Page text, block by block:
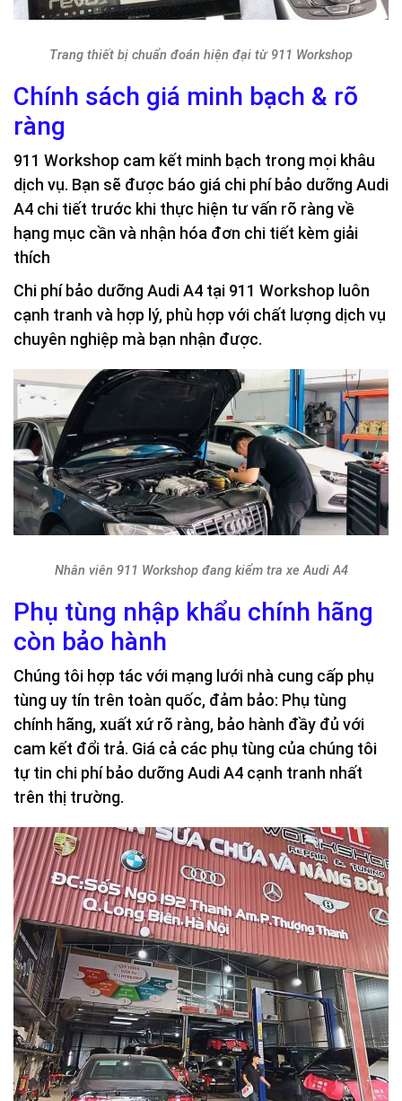
Trang thiết bị chuẩn đoán hiện đại từ 911 Workshop
Chính sách giá minh bạch & rõ
ràng
911 Workshop cam kết minh bạch trong mọi khâu
dịch vụ. Bạn sẽ được báo giá chi phí bảo dưỡng Audi
A4 chi tiết trước khi thực hiện tư vấn rõ ràng về
hạng mục cần và nhận hóa đơn chi tiết kèm giải
thích
Chi phí bảo dưỡng Audi A4 tại 911 Workshop luôn
cạnh tranh và hợp lý, phù hợp với chất lượng dịch vụ
chuyên nghiệp mà bạn nhận được.
Nhân viên 911 Workshop đang kiểm tra xe Audi A4
Phụ tùng nhập khẩu chính hãng
còn bảo hành
Chúng tôi hợp tác với mạng lưới nhà cung cấp phụ
tùng uy tín trên toàn quốc, đảm bảo: Phụ tùng
chính hãng, xuất xứ rõ ràng, bảo hành đầy đủ với
cam kết đổi trả. Giá cả các phụ tùng của chúng tôi
tự tin chi phí bảo dưỡng Audi A4 cạnh tranh nhất
trên thị trường.